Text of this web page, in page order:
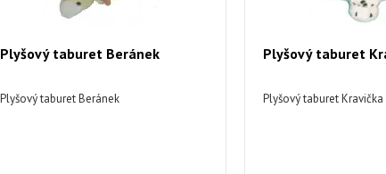
Plyšový taburet Beránek
Plyšový taburet Beránek
Plyšový taburet
Plyšový taburet Kravička